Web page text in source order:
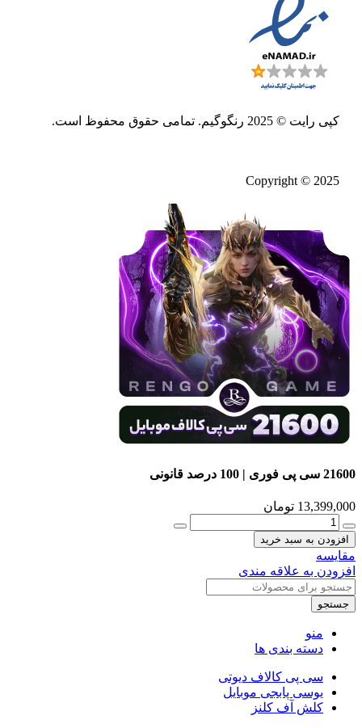
کپی رایت © 2025 رنگوگیم. تمامی حقوق محفوظ است.
Copyright © 2025
21600 سی پی فوری | 100 درصد قانونی
13,399,000 تومان
افزودن به سبد خرید
مقایسه
افزودن به علاقه مندی
جستجو
منو
دسته بندی ها
سی پی کالاف دیوتی
یوسی پابجی موبایل
کلش آف کلنز